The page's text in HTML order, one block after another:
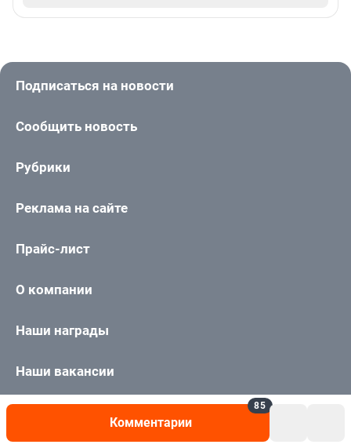
Комментарии
85
Подписаться на новости
Сообщить новость
Рубрики
Реклама на сайте
Прайс-лист
О компании
Наши награды
Наши вакансии